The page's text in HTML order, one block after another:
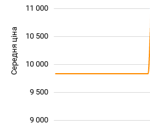
Середня ціна
9 000
9 500
10 000
10 500
11 000